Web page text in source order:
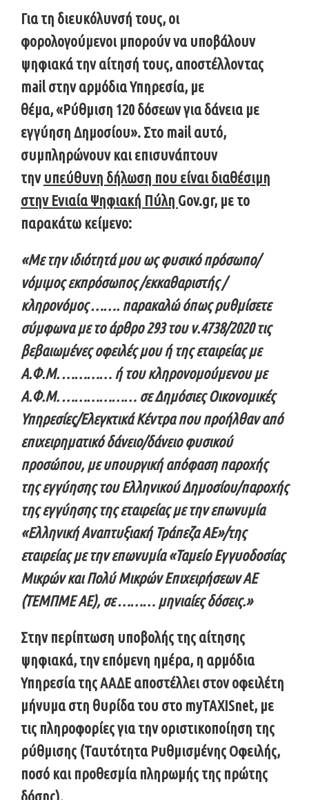
Για τη διευκόλυνσή τους, οι
φορολογούμενοι μπορούν να υποβάλουν
ψηφιακάτην αίτησή τους, αποστέλλοντας
mailστην αρμόδια Υπηρεσία, με
θέμα,«Ρύθμιση 120 δόσεων για δάνεια με
εγγύηση Δημοσίου». Στο mail αυτό,
συμπληρώνουν και επισυνάπτουν
την υπεύθυνη δήλωση που είναι διαθέσιμη
στην Ενιαία Ψηφιακή Πύλη Gov.gr, με το
παρακάτω κείμενο:
«Με την ιδιότητά μου ως φυσικό πρόσωπο/
νόμιμος εκπρόσωπος /εκκαθαριστής /
κληρονόμος ……. παρακαλώ όπως ρυθμίσετε
σύμφωνα με το άρθρο 293 του ν.4738/2020 τις
βεβαιωμένες οφειλές μου ή της εταιρείας με
Α.Φ.Μ. ………… ή του κληρονομούμενου με
Α.Φ.Μ. ……………… σε Δημόσιες Οικονομικές
Υπηρεσίες/Ελεγκτικά Κέντρα που προήλθαν από
επιχειρηματικό δάνειο/δάνειο φυσικού
προσώπου, με υπουργική απόφαση παροχής
της εγγύησης του Ελληνικού Δημοσίου/παροχής
της εγγύησης της εταιρείας με την επωνυμία
«Ελληνική Αναπτυξιακή Τράπεζα ΑΕ»/της
εταιρείας με την επωνυμία «Ταμείο Εγγυοδοσίας
Μικρών και Πολύ Μικρών Επιχειρήσεων ΑΕ
(ΤΕΜΠΜΕ ΑΕ), σε ……… μηνιαίες δόσεις.»
Στην περίπτωση υποβολής της αίτησης
ψηφιακά, την επόμενη ημέρα, η αρμόδια
Υπηρεσία της ΑΑΔΕ αποστέλλει στον οφειλέτη
μήνυμα στη θυρίδα του στο myTAXISnet, με
τις πληροφορίες για την οριστικοποίηση της
ρύθμισης (Ταυτότητα Ρυθμισμένης Οφειλής,
ποσό και προθεσμία πληρωμής της πρώτης
δόσης).